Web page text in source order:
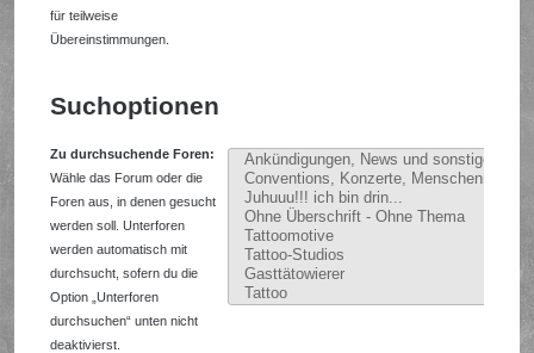
für teilweise
Übereinstimmungen.
Suchoptionen
Zu durchsuchende Foren:
Wähle das Forum oder die
Foren aus, in denen gesucht
werden soll. Unterforen
werden automatisch mit
durchsucht, sofern du die
Option „Unterforen
durchsuchen“ unten nicht
deaktivierst.